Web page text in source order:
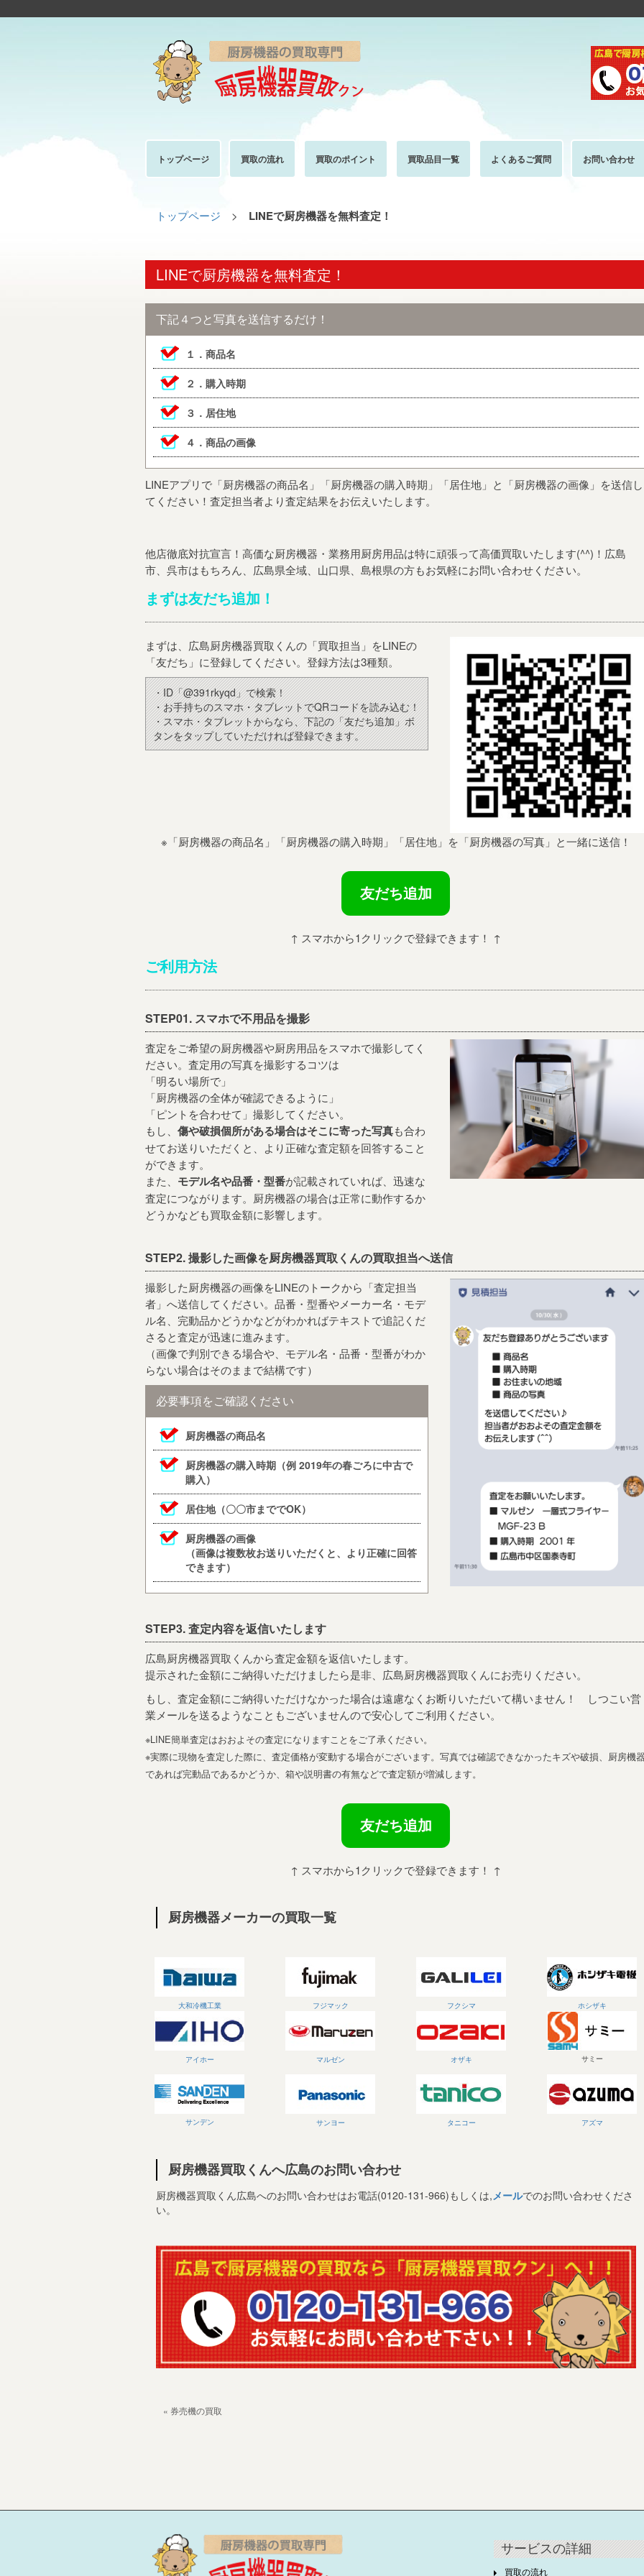
トップページ 買取の流れ 買取のポイント 買取品目一覧 よくあるご質問 お問い合わせ
トップページ > LINEで厨房機器を無料査定！
LINEで厨房機器を無料査定！
下記４つと写真を送信するだけ！
１．商品名
２．購入時期
３．居住地
４．商品の画像
LINEアプリで「厨房機器の商品名 」「厨房機器の購入時期 」「居住地 」と「厨房機器の画像」を送信し
てください！査定担当者より査定結果をお伝えいたします。
他店徹底対抗宣言！高価な厨房機器・業務用厨房用品は特に頑張って高価買取いたします(^^)！広島
市、呉市はもちろん、広島県全域、山口県、島根県の方もお気軽にお問い合わせください。
まずは友だち追加！
まずは、広島厨房機器買取くんの「買取担当」をLINEの
「友だち」に登録してください。登録方法は3種類。
・ID「@391rkyqd」で検索！
・お手持ちのスマホ・タブレットでQRコードを読み込む！
・スマホ・タブレットからなら、下記の「友だち追加」ボ
タンをタップしていただければ登録できます。
※「厨房機器の商品名」「厨房機器の購入時期」「居住地」を「厨房機器の写真」と一緒に送信！
友だち追加
↑ スマホから1クリックで登録できます！ ↑
ご利用方法
STEP01. スマホで不用品を撮影
査定をご希望の厨房機器や厨房用品をスマホで撮影してく
ださい。査定用の写真を撮影するコツは
「明るい場所で 」
「厨房機器の全体が確認できるように 」
「ピントを合わせて 」撮影してください。
もし、 傷や破損個所がある場合はそこに寄った写真も合わ
せてお送りいただくと、より正確な査定額を回答すること
ができます。
また、 モデル名や品番・型番が記載されていれば、迅速な
査定につながります。厨房機器の場合は正常に動作するか
どうかなども買取金額に影響します。
STEP2. 撮影した画像を厨房機器買取くんの買取担当へ送信
撮影した厨房機器の画像をLINEのトークから「査定担当
者」へ送信してください。品番・型番やメーカー名・モデ
ル名、完動品かどうかなどがわかればテキストで追記くだ
さると査定が迅速に進みます。
（画像で判別できる場合や、モデル名・品番・型番がわか
らない場合はそのままで結構です）
必要事項をご確認ください
厨房機器の商品名
厨房機器の購入時期（例 2019年の春ごろに中古で
購入）
居住地（〇〇市まででOK）
厨房機器の画像
（画像は複数枚お送りいただくと、より正確に回答
できます）
STEP3. 査定内容を返信いたします
広島厨房機器買取くんから査定金額を返信いたします。
提示された金額にご納得いただけましたら是非、広島厨房機器買取くんにお売りください。
もし、査定金額にご納得いただけなかった場合は遠慮なくお断りいただいて構いません！ しつこい営
業メールを送るようなこともございませんので安心してご利用ください。
※LINE簡単査定はおおよその査定になりますことをご了承ください。
※実際に現物を査定した際に、査定価格が変動する場合がございます。写真では確認できなかったキズや破損、厨房機
であれば完動品であるかどうか、箱や説明書の有無などで査定額が増減します。
友だち追加
↑ スマホから1クリックで登録できます！ ↑
厨房機器メーカーの買取一覧
大和冷機工業 フジマック フクシマ ホシザキ
アイホー マルゼン オザキ サミー
サンデン サンヨー タニコー アズマ
厨房機器買取くんへ広島のお問い合わせ
厨房機器買取くん広島へのお問い合わせはお電話(0120-131-966)もしくは,メールでのお問い合わせくださ
い。
« 券売機の買取
サービスの詳細
買取の流れ